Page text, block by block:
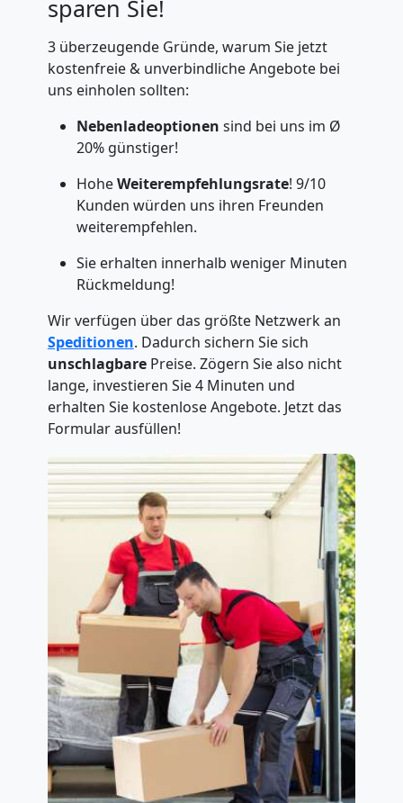
sparen Sie!
3 überzeugende Gründe, warum Sie jetzt
kostenfreie & unverbindliche Angebote bei
uns einholen sollten:
Nebenladeoptionen sind bei uns im Ø
20% günstiger!
HoheWeiterempfehlungsrate! 9/10
Kunden würden uns ihren Freunden
weiterempfehlen.
Sie erhalten innerhalb weniger Minuten
Rückmeldung!
Wir verfügen über das größte Netzwerk an
Speditionen. Dadurch sichern Sie sich
unschlagbare Preise. Zögern Sie also nicht
lange, investieren Sie 4 Minuten und
erhalten Sie kostenlose Angebote. Jetzt das
Formular ausfüllen!